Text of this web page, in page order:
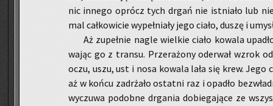
nic in­ne­go oprócz tych drgań nie ist­nia­ło lub
mal cał­ko­wi­cie wy­peł­nia­ły jego ciało, duszę i
Aż zu­peł­nie nagle wiel­kie ciało ko­wa­la
wa­jąc go z transu. Prze­ra­żo­ny ode­rwał wzrok
oczu, uszu, ust i nosa ko­wa­la lała się krew.
aż w końcu za­drża­ło ostat­ni raz i opa­dło
wy­czu­wa po­dob­ne drga­nia do­bie­ga­ją­ce ze